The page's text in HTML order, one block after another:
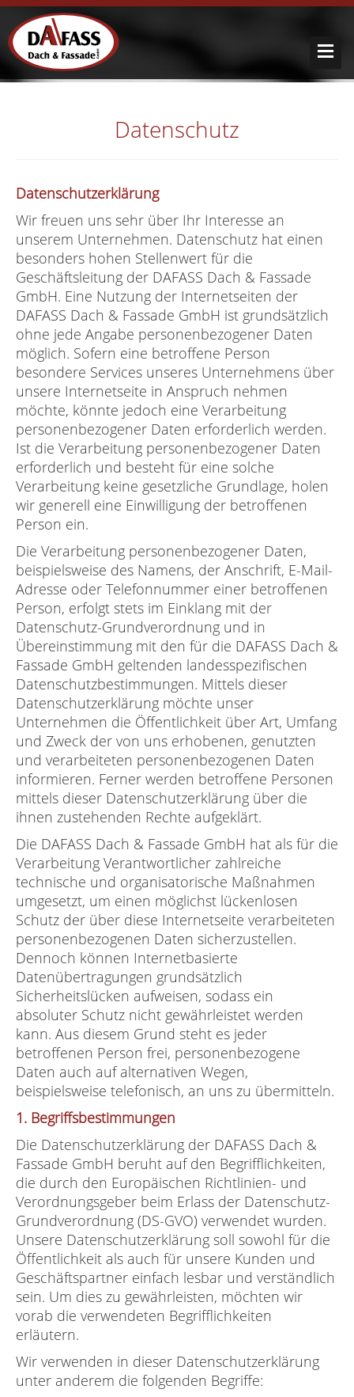
Datenschutz
Datenschutzerklärung
Wir freuen uns sehr über Ihr Interesse an
unserem Unternehmen. Datenschutz hat einen
besonders hohen Stellenwert für die
Geschäftsleitung der DAFASS Dach & Fassade
GmbH. Eine Nutzung der Internetseiten der
DAFASS Dach & Fassade GmbH ist grundsätzlich
ohne jede Angabe personenbezogener Daten
möglich. Sofern eine betroffene Person
besondere Services unseres Unternehmens über
unsere Internetseite in Anspruch nehmen
möchte, könnte jedoch eine Verarbeitung
personenbezogener Daten erforderlich werden.
Ist die Verarbeitung personenbezogener Daten
erforderlich und besteht für eine solche
Verarbeitung keine gesetzliche Grundlage, holen
wir generell eine Einwilligung der betroffenen
Person ein.
Die Verarbeitung personenbezogener Daten,
beispielsweise des Namens, der Anschrift, E-Mail-
Adresse oder Telefonnummer einer betroffenen
Person, erfolgt stets im Einklang mit der
Datenschutz-Grundverordnung und in
Übereinstimmung mit den für die DAFASS Dach &
Fassade GmbH geltenden landesspezifischen
Datenschutzbestimmungen. Mittels dieser
Datenschutzerklärung möchte unser
Unternehmen die Öffentlichkeit über Art, Umfang
und Zweck der von uns erhobenen, genutzten
und verarbeiteten personenbezogenen Daten
informieren. Ferner werden betroffene Personen
mittels dieser Datenschutzerklärung über die
ihnen zustehenden Rechte aufgeklärt.
Die DAFASS Dach & Fassade GmbH hat als für die
Verarbeitung Verantwortlicher zahlreiche
technische und organisatorische Maßnahmen
umgesetzt, um einen möglichst lückenlosen
Schutz der über diese Internetseite verarbeiteten
personenbezogenen Daten sicherzustellen.
Dennoch können Internetbasierte
Datenübertragungen grundsätzlich
Sicherheitslücken aufweisen, sodass ein
absoluter Schutz nicht gewährleistet werden
kann. Aus diesem Grund steht es jeder
betroffenen Person frei, personenbezogene
Daten auch auf alternativen Wegen,
beispielsweise telefonisch, an uns zu übermitteln.
1. Begriffsbestimmungen
Die Datenschutzerklärung der DAFASS Dach &
Fassade GmbH beruht auf den Begrifflichkeiten,
die durch den Europäischen Richtlinien- und
Verordnungsgeber beim Erlass der Datenschutz-
Grundverordnung (DS-GVO) verwendet wurden.
Unsere Datenschutzerklärung soll sowohl für die
Öffentlichkeit als auch für unsere Kunden und
Geschäftspartner einfach lesbar und verständlich
sein. Um dies zu gewährleisten, möchten wir
vorab die verwendeten Begrifflichkeiten
erläutern.
Wir verwenden in dieser Datenschutzerklärung
unter anderem die folgenden Begriffe: